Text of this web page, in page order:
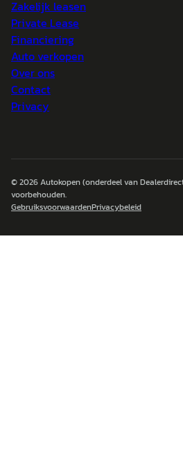
Zakelijk leasen
Private Lease
Financiering
Auto verkopen
Over ons
Contact
Privacy
© 2026Autokopen(onderdeel van
voorbehouden.
GebruiksvoorwaardenPrivacybeleid